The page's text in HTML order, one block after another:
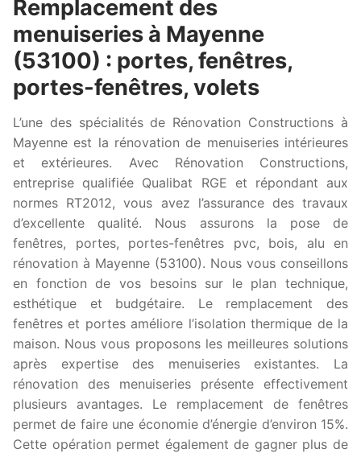
Remplacement des
menuiseries à Mayenne
(53100) : portes, fenêtres,
portes-fenêtres, volets
L’une des spécialités de Rénovation Constructions à
Mayenne est la rénovation de menuiseries intérieures
et extérieures. Avec Rénovation Constructions,
entreprise qualifiée Qualibat RGE et répondant aux
normes RT2012, vous avez l’assurance des travaux
d’excellente qualité. Nous assurons la pose de
fenêtres, portes, portes-fenêtres pvc, bois, alu en
rénovation à Mayenne (53100). Nous vous conseillons
en fonction de vos besoins sur le plan technique,
esthétique et budgétaire. Le remplacement des
fenêtres et portes améliore l’isolation thermique de la
maison. Nous vous proposons les meilleures solutions
après expertise des menuiseries existantes. La
rénovation des menuiseries présente effectivement
plusieurs avantages. Le remplacement de fenêtres
permet de faire une économie d’énergie d’environ 15%.
Cette opération permet également de gagner plus de